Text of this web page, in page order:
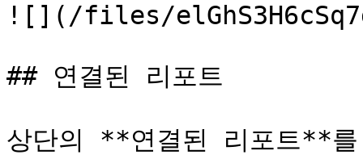
![](/files/
## 연결된 리포트
상단의 **연결된 리포트**